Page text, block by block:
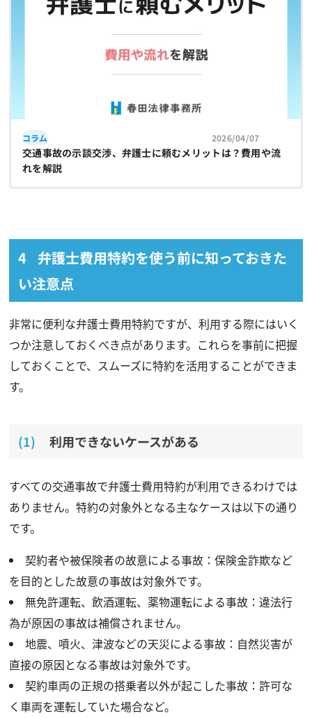
コラム 2026/04/07
交通事故の示談交渉、弁護士に頼むメリットは？費用や流
れを解説
弁護士費用特約を使う前に知っておきた
い注意点
非常に便利な弁護士費用特約ですが、利用する際にはいく
つか注意しておくべき点があります。これらを事前に把握
しておくことで、スムーズに特約を活用することができま
す。
利用できないケースがある
すべての交通事故で弁護士費用特約が利用できるわけでは
ありません。特約の対象外となる主なケースは以下の通り
です。
契約者や被保険者の故意による事故：保険金詐欺など
を目的とした故意の事故は対象外です。
無免許運転、飲酒運転、薬物運転による事故：違法行
為が原因の事故は補償されません。
地震、噴火、津波などの天災による事故：自然災害が
直接の原因となる事故は対象外です。
契約車両の正規の搭乗者以外が起こした事故：許可な
く車両を運転していた場合など。